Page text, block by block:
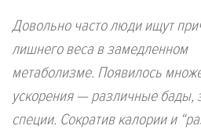
Довольно часто люди ищут
лишнего веса в замедленном
метаболизме. Появилось
ускорения — различные
специи. Сократив калории и